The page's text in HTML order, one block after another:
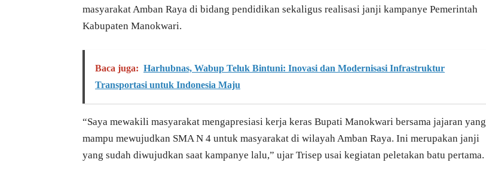
masyarakat Amban Raya di bidang pendidikan sekaligus realisasi janji kampanye Pemerintah
Kabupaten Manokwari.
Baca juga: Harhubnas, Wabup Teluk Bintuni: Inovasi dan Modernisasi Infrastruktur
Transportasi untuk Indonesia Maju
“Saya mewakili masyarakat mengapresiasi kerja keras Bupati Manokwari bersama jajaran yang
mampu mewujudkan SMA N 4 untuk masyarakat di wilayah Amban Raya. Ini merupakan janji
yang sudah diwujudkan saat kampanye lalu,” ujar Trisep usai kegiatan peletakan batu pertama.